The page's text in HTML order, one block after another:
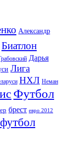
Александр
Биатлон
Дарья
Лига
НХЛ Неман
Футбол
брест евро 2012
футбол